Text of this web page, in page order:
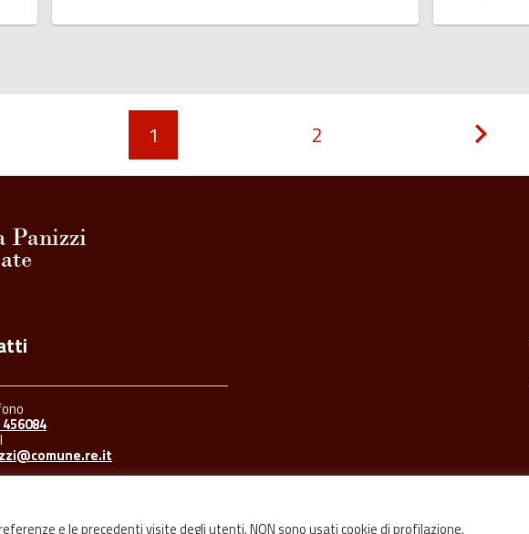
1 2
e le precedenti visite degli utenti. NON sono usati cookie di profilazione.